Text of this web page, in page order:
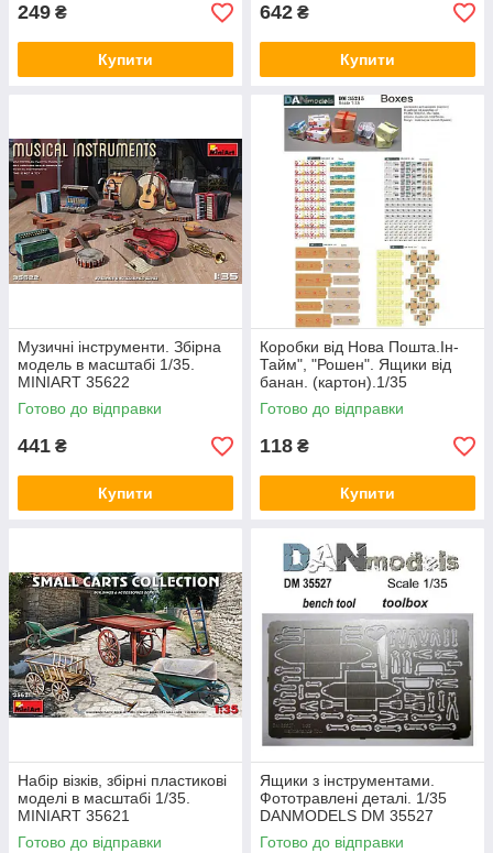
249 ₴
Купити
642 ₴
Купити
Музичні інструменти. Збірна
модель в масштабі 1/35.
MINIART 35622
Готово до відправки
441 ₴
Купити
Коробки від Нова Пошта.Ін-
Тайм", "Рошен". Ящики від
банан. (картон).1/35
DANMODELS DM35215
Готово до відправки
118 ₴
Купити
Набір візків, збірні пластикові
моделі в масштабі 1/35.
MINIART 35621
Готово до відправки
Ящики з інструментами.
Фототравлені деталі. 1/35
DANMODELS DM 35527
Готово до відправки